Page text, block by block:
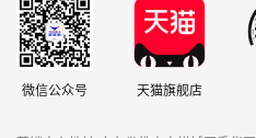
微信公众号 天猫旗舰店